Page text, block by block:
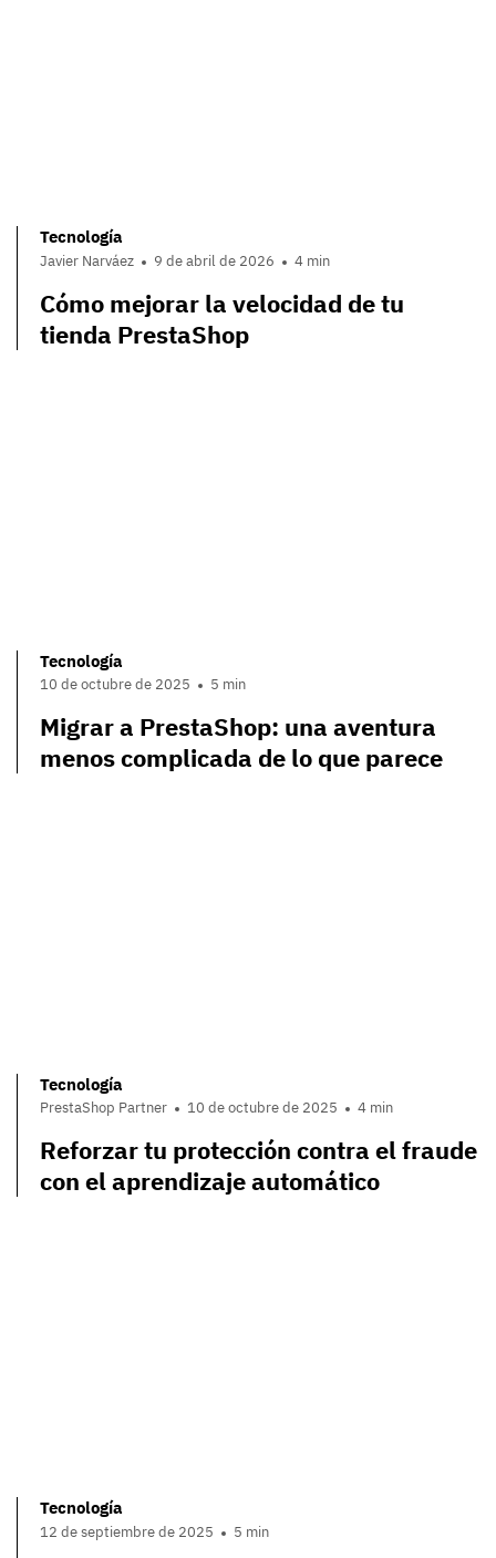
Tecnología
Javier Narváez 9 de abril de 2026 4 min
Cómo mejorar la velocidad de tu
tienda PrestaShop
Tecnología
10 de octubre de 2025 5 min
Migrar a PrestaShop: una aventura
menos complicada de lo que parece
Tecnología
PrestaShop Partner 10 de octubre de 2025 4 min
Reforzar tu protección contra el fraude
con el aprendizaje automático
Tecnología
12 de septiembre de 2025 5 min